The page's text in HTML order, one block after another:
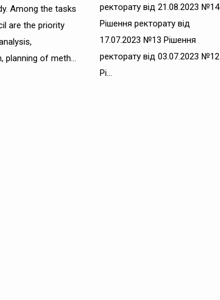
Among the tasks
are the priority
planning of meth...
ректорату від 21.08.2023 №14
Рішення ректорату від
17.07.2023 №13 Рішення
ректорату від 03.07.2023 №12
Рі...